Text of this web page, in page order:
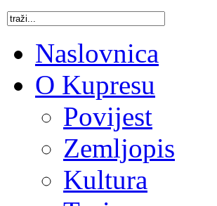
Naslovnica
O Kupresu
Povijest
Zemljopis
Kultura